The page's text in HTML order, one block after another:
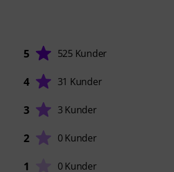
5 525 Kunder
4 31 Kunder
3 3 Kunder
2 0 Kunder
1 0 Kunder